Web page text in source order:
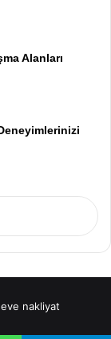
Alanları
nakliyat